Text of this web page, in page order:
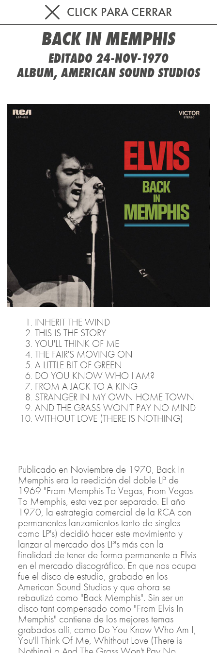
CLICK PARA CERRAR
BACK IN MEMPHIS
EDITADO 24-NOV-1970
ALBUM, AMERICAN SOUND STUDIOS
INHERIT THE WIND
THIS IS THE STORY
YOU'LL THINK OF ME
THE FAIR'S MOVING ON
A LITTLE BIT OF GREEN
DO YOU KNOW WHO I AM?
FROM A JACK TO A KING
STRANGER IN MY OWN HOME TOWN
AND THE GRASS WON'T PAY NO MIND
WITHOUT LOVE (THERE IS NOTHING)
Publicado en Noviembre de 1970, Back In
Memphis era la reedición del doble LP de
1969 "From Memphis To Vegas, From Vegas
To Memphis, esta vez por separado. El año
1970, la estrategia comercial de la RCA con
permanentes lanzamientos tanto de singles
como LP's) decidió hacer este movimiento y
lanzar al mercado dos LP's más con la
finalidad de tener de forma permanente a Elvis
en el mercado discográfico. En que nos ocupa
fue el disco de estudio, grabado en los
American Sound Studios y que ahora se
rebautizó como "Back Memphis". Sin ser un
disco tant compensado como "From Elvis In
Memphis" contiene de los mejores temas
grabados allí, como Do You Know Who Am I,
You'll Think Of Me, Whithout Love (There is